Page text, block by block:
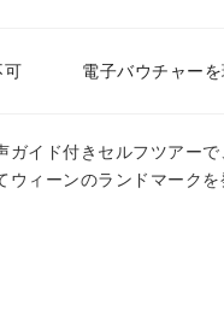
可 電子バウチャー
ガイド付きセルフツアー
ウィーンのランドマークを